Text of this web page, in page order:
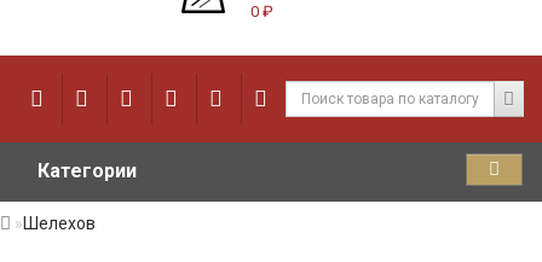
0 ₽
Категории
Шелехов